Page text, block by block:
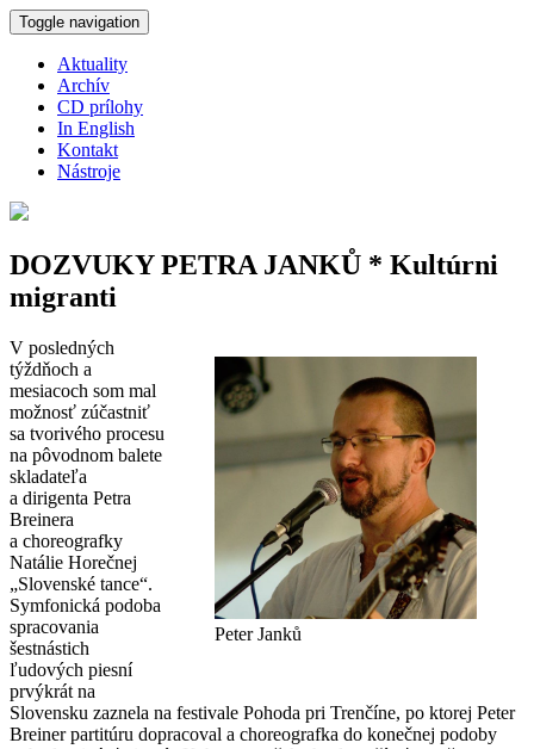
Skočiť na hlavný obsah
Toggle navigation
Aktuality
Archív
CD prílohy
In English
Kontakt
Nástroje
DOZVUKY PETRA JANKŮ * Kultúrni
migranti
Peter Janků
V posledných
týždňoch a
mesiacoch som mal
možnosť zúčastniť
sa tvorivého procesu
na pôvodnom balete
skladateľa
a dirigenta Petra
Breinera
a choreografky
Natálie Horečnej
„Slovenské tance“.
Symfonická podoba
spracovania
šestnástich
ľudových piesní
prvýkrát na
Slovensku zaznela na festivale Pohoda pri Trenčíne, po ktorej Peter
Breiner partitúru dopracoval a choreografka do konečnej podoby